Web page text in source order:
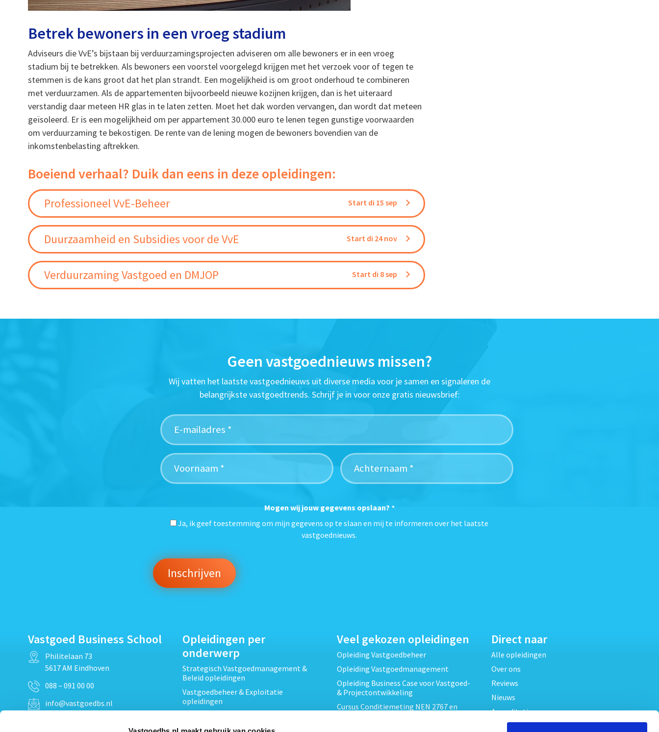
Betrek bewoners in een vroeg stadium
Adviseurs die VvE’s bijstaan bij verduurzamingsprojecten adviseren om alle bewoners er in een vroeg
stadium bij te betrekken. Als bewoners een voorstel voorgelegd krijgen met het verzoek voor of tegen te
stemmen is de kans groot dat het plan strandt. Een mogelijkheid is om groot onderhoud te combineren
met verduurzamen. Als de appartementen bijvoorbeeld nieuwe kozijnen krijgen, dan is het uiteraard
verstandig daar meteen HR glas in te laten zetten. Moet het dak worden vervangen, dan wordt dat meteen
geïsoleerd. Er is een mogelijkheid om per appartement 30.000 euro te lenen tegen gunstige voorwaarden
om verduurzaming te bekostigen. De rente van de lening mogen de bewoners bovendien van de
inkomstenbelasting aftrekken.
Boeiend verhaal? Duik dan eens in deze opleidingen:
Professioneel VvE-Beheer Start di 15 sep
Duurzaamheid en Subsidies voor de VvE Start di 24 nov
Verduurzaming Vastgoed en DMJOP Start di 8 sep
Geen vastgoednieuws missen?
Wij vatten het laatste vastgoednieuws uit diverse media voor je samen en signaleren de
belangrijkste vastgoedtrends. Schrijf je in voor onze gratis nieuwsbrief:
Mogen wij jouw gegevens opslaan? *
Ja, ik geef toestemming om mijn gegevens op te slaan en mij te informeren over het laatste
vastgoednieuws.
Vastgoed Business School
Philitelaan 73
5617 AM Eindhoven
088 – 091 00 00
info@vastgoedbs.nl
Opleidingen per
onderwerp
Strategisch Vastgoedmanagement &
Beleid opleidingen
Vastgoedbeheer & Exploitatie
opleidingen
Projectontwikkeling &
Veel gekozen opleidingen
Opleiding Vastgoedbeheer
Opleiding Vastgoedmanagement
Opleiding Business Case voor Vastgoed-
& Projectontwikkeling
Cursus Conditiemeting NEN 2767 en
Direct naar
Alle opleidingen
Over ons
Reviews
Nieuws
Accreditaties